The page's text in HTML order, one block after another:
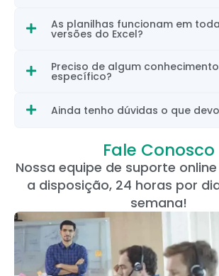
As planilhas funcionam em
versões do Excel?
Preciso de algum conhecimento
específico?
Ainda tenho dúvidas o que
Fale Conosco
Nossa equipe de suporte
a disposição, 24 horas por
semana!